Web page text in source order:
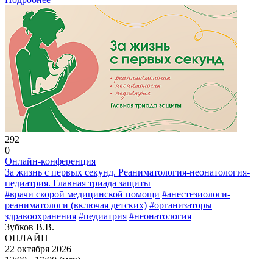
292
0
Онлайн-конференция
За жизнь с первых секунд. Реаниматология-неонатология-
педиатрия. Главная триада защиты
#врачи скорой медицинской помощи #анестезиологи-
реаниматологи (включая детских) #организаторы
здравоохранения #педиатрия #неонатология
Зубков В.В.
ОНЛАЙН
22 октября 2026